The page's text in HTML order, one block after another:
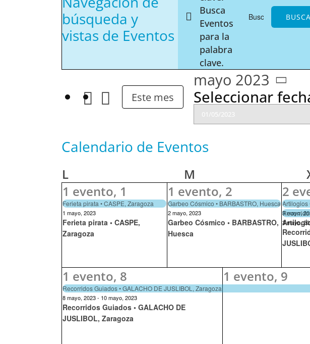
búsqueda y
vistas de Eventos
Busca
Eventos
para la
palabra
clave.
Este mes
mayo 2023
Seleccionar
Calendario de Eventos
LLUNES M
1 evento, 1
Ferieta pirata • CASPE, Zaragoza
1 mayo, 2023
Ferieta pirata • CASPE,
Zaragoza
1 evento, 2
Garbeo Cósmico • BARBASTRO, Huesca
2 mayo, 2023
Garbeo Cósmico • BARBASTRO,
Huesca
2
Artilogios
3 mayo,
3 mayo,
1 evento, 8
Recorridos Guiados • GALACHO DE JUSLIBOL, Zaragoza
8 mayo, 2023- 10 mayo, 2023
Recorridos Guiados • GALACHO DE
JUSLIBOL, Zaragoza
1 evento, 9